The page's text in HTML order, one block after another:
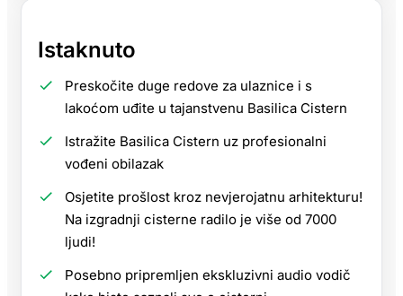
Istaknuto
Preskočite duge redove za ulaznice i s
lakoćom uđite u tajanstvenu Basilica Cistern
Istražite Basilica Cistern uz profesionalni
vođeni obilazak
Osjetite prošlost kroz nevjerojatnu arhitekturu!
Na izgradnji cisterne radilo je više od 7000
ljudi!
Posebno pripremljen ekskluzivni audio vodič